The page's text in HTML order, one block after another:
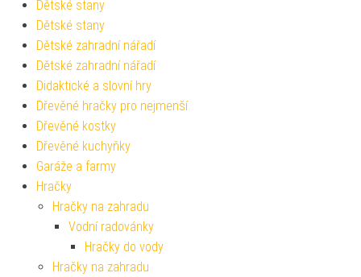
Dětské stany
Dětské stany
Dětské zahradní nářadí
Dětské zahradní nářadí
Didaktické a slovní hry
Dřevěné hračky pro nejmenší
Dřevěné kostky
Dřevěné kuchyňky
Garáže a farmy
Hračky
Hračky na zahradu
Vodní radovánky
Hračky do vody
Hračky na zahradu